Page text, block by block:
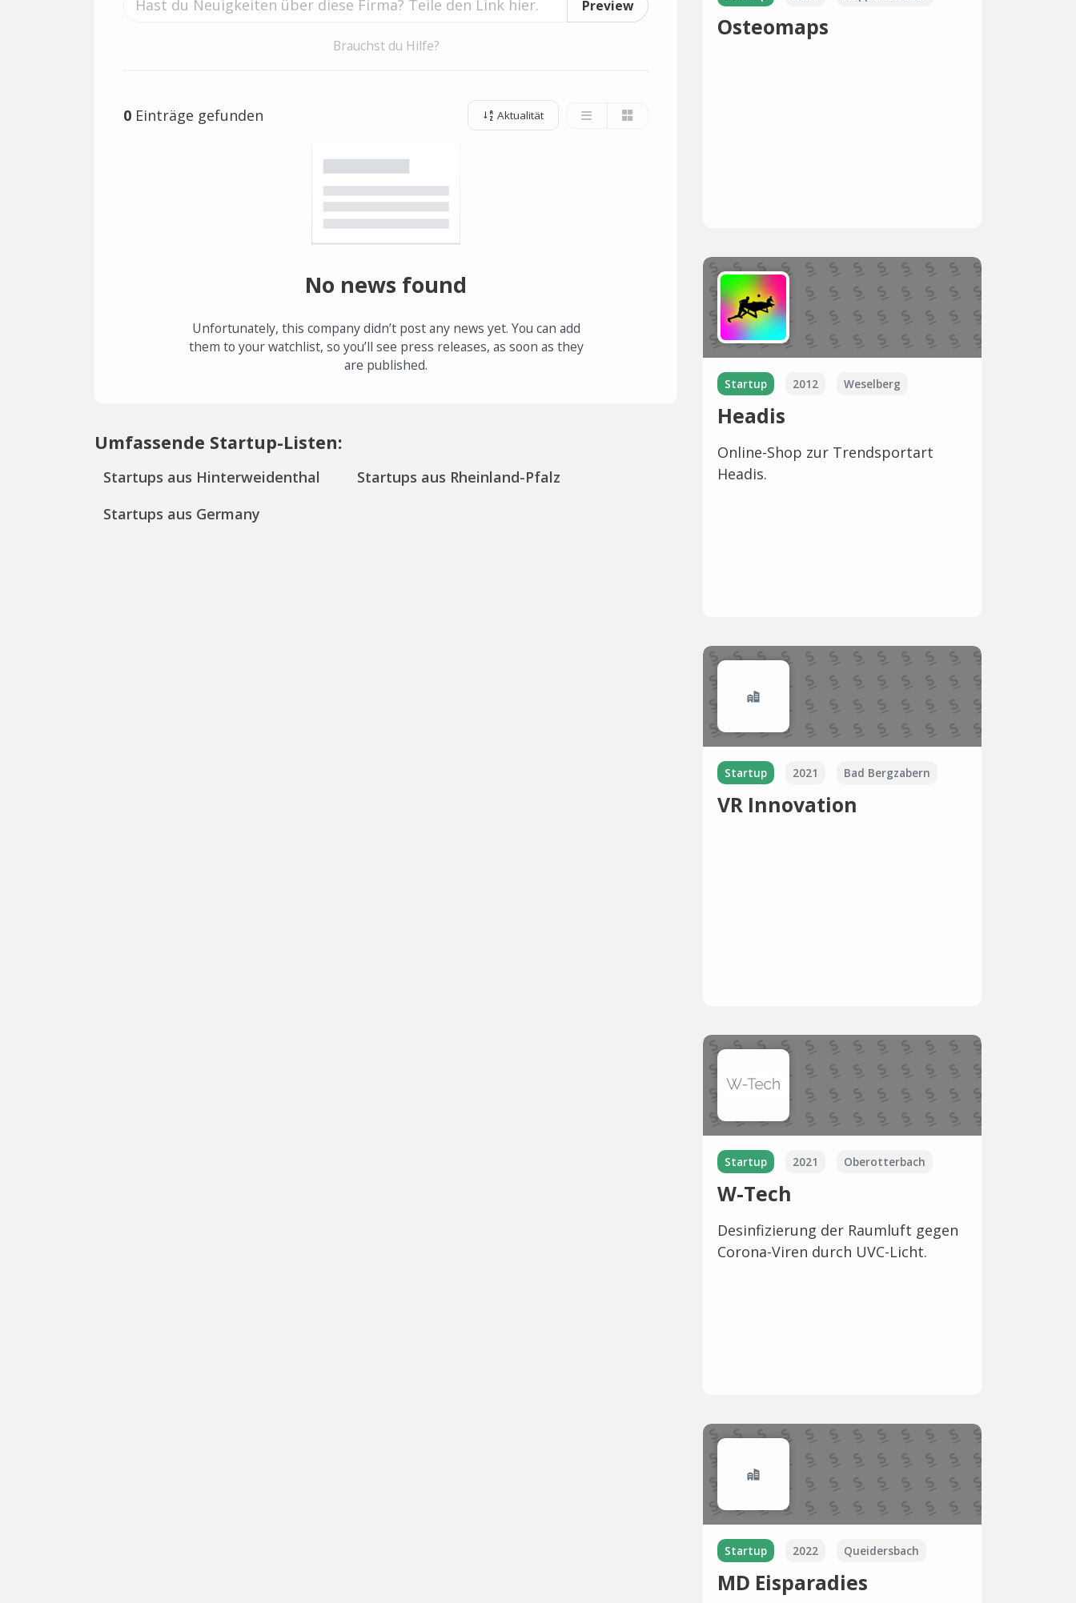
Preview
Brauchst du Hilfe?
0 Einträge gefunden Aktualität
No news found
Unfortunately, this company didn’t post any news yet. You can add
them to your watchlist, so you’ll see press releases, as soon as they
are published.
Umfassende Startup-Listen:
Startups aus Hinterweidenthal
Startups aus Rheinland-Pfalz
Startups aus Germany
Osteomaps
Startup 2012 Weselberg
Headis
Online-Shop zur Trendsportart
Headis.
Startup 2021 Bad Bergzabern
VR Innovation
Startup 2021 Oberotterbach
W-Tech
Desinfizierung der Raumluft gegen
Corona-Viren durch UVC-Licht.
Startup 2022 Queidersbach
MD Eisparadies